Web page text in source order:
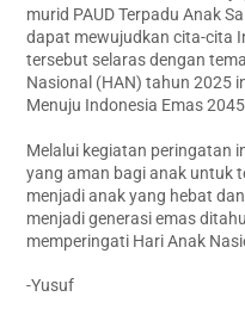
murid PAUD Terpadu Anak
dapat mewujudkan cita-cita
tersebut selaras dengan
Nasional (HAN) tahun 2025
Menuju Indonesia Emas
Melalui kegiatan peringatan
yang aman bagi anak untuk
menjadi anak yang hebat
menjadi generasi emas
memperingati Hari Anak
-Yusuf